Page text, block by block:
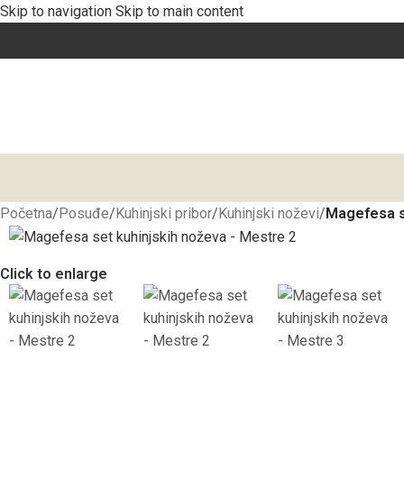
Skip to navigation Skip to main content
Početna/Posuđe/Kuhinjski pribor/Kuhinjski noževi/Magefesa
Click to enlarge